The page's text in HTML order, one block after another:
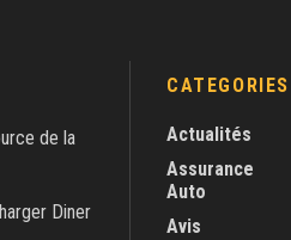
de la
Diner
CATEGORIES
Actualités
Assurance
Auto
Avis